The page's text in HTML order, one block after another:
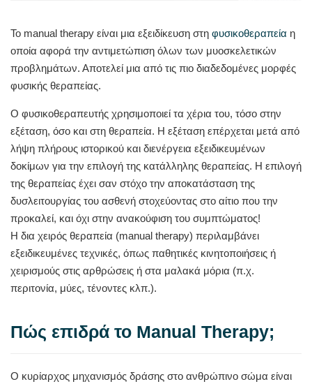
Το manual therapy είναι μια εξειδίκευση στη φυσικοθεραπεία η
οποία αφορά την αντιμετώπιση όλων των μυοσκελετικών
προβλημάτων. Αποτελεί μια από τις πιο διαδεδομένες μορφές
φυσικής θεραπείας.
Ο φυσικοθεραπευτής χρησιμοποιεί τα χέρια του, τόσο στην
εξέταση, όσο και στη θεραπεία. Η εξέταση επέρχεται μετά από
λήψη πλήρους ιστορικού και διενέργεια εξειδικευμένων
δοκίμων για την επιλογή της κατάλληλης θεραπείας. Η επιλογή
της θεραπείας έχει σαν στόχο την αποκατάσταση της
δυσλειτουργίας του ασθενή στοχεύοντας στο αίτιο που την
προκαλεί, και όχι στην ανακούφιση του συμπτώματος!
Η δια χειρός θεραπεία (manual therapy) περιλαμβάνει
εξειδικευμένες τεχνικές, όπως παθητικές κινητοποιήσεις ή
χειρισμούς στις αρθρώσεις ή στα μαλακά μόρια (π.χ.
περιτονία, μύες, τένοντες κλπ.).
Πώς επιδρά το Manual Therapy;
Ο κυρίαρχος μηχανισμός δράσης στο ανθρώπινο σώμα είναι